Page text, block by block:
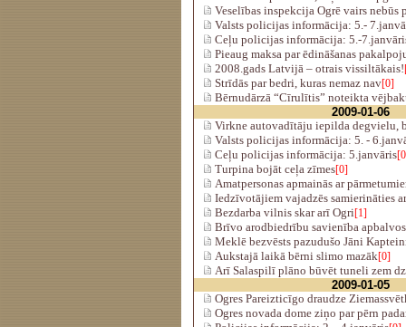
Veselības inspekcija Ogrē vairs nebūs
Valsts policijas informācija: 5.-
Ceļu policijas informācija: 5.-
Pieaug maksa par ēdināšanas
2008.gads Latvijā – otrais vissiltākais!
Strīdās par bedri, kuras nemaz nav[0]
Bērnudārzā “Cīrulītis” noteikta
2009-01-06
Virkne autovadītāju iepilda degvielu,
Valsts policijas informācija: 5. -
Ceļu policijas informācija: 5.janvāris
Turpina bojāt ceļa zīmes[0]
Amatpersonas apmainās ar
Iedzīvotājiem vajadzēs samierināties
Bezdarba vilnis skar arī Ogri[1]
Brīvo arodbiedrību savienība
Meklē bezvēsts pazudušo Jāni
Aukstajā laikā bērni slimo mazāk[0]
Arī Salaspilī plāno būvēt tuneli zem
2009-01-05
Ogres Pareizticīgo draudze
Ogres novada dome ziņo par pērn